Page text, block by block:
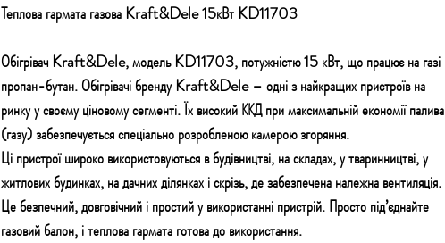
Теплова гармата газова Kraft&Dele 15кВт KD11703
Обігрівач Kraft&Dele, модель KD11703, потужністю 15 кВт, що працює на газі
пропан-бутан. Обігрівачі бренду Kraft&Dele – одні з найкращих пристроїв на
ринку у своєму ціновому сегменті. Їх високий ККД при максимальній економії палива
(газу) забезпечується спеціально розробленою камерою згоряння.
Ці пристрої широко використовуються в будівництві, на складах, у тваринництві, у
житлових будинках, на дачних ділянках і скрізь, де забезпечена належна вентиляція.
Це безпечний, довговічний і простий у використанні пристрій. Просто під’єднайте
газовий балон, і теплова гармата готова до використання.